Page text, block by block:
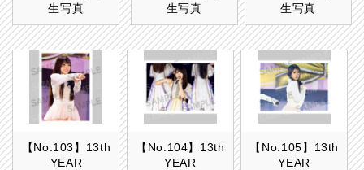
生写真
生写真
生写真
【No.103】13th
YEAR
【No.104】13th
YEAR
【No.105】13th
YEAR